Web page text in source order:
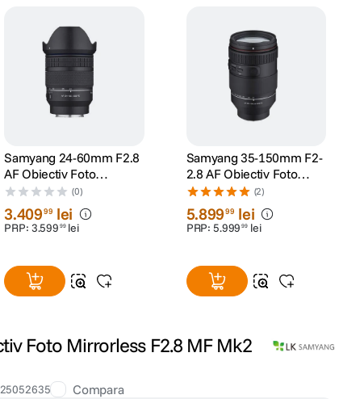
Samyang 24-60mm F2.8
AF Obiectiv Foto
Mirrorless Montura Sony
E
(0)
3.40999 lei
PRP: 3.599 99 lei
Samyang 35-150mm F2-
2.8 AF Obiectiv Foto
Mirrorless Montura Sony
FE
(2)
5.89999 lei
PRP: 5.999 99 lei
Foto Mirrorless F2.8 MF Mk2
Compara